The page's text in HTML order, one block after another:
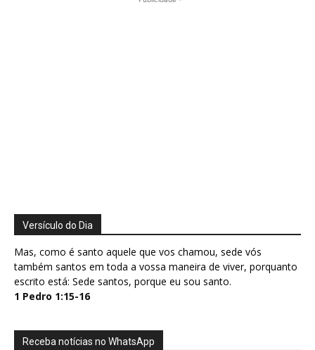
Versículo do Dia
Mas, como é santo aquele que vos chamou, sede vós
também santos em toda a vossa maneira de viver, porquanto
escrito está: Sede santos, porque eu sou santo.
1 Pedro 1:15-16
Receba notícias no WhatsApp